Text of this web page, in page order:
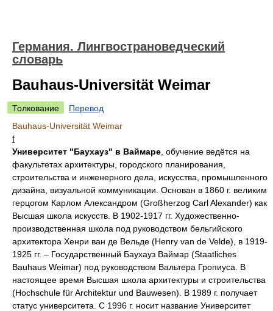
Германия. Лингвострановедческий
словарь
Bauhaus-Universität Weimar
Толкование
Перевод
Bauhaus-Universität Weimar
f
Университет "Баухауз" в Ваймаре , обучение ведётся на
факультетах архитектуры, городского планирования,
строительства и инженерного дела, искусства, промышленного
дизайна, визуальной коммуникации. Основан в 1860 г. великим
герцогом Карлом Александром (Großherzog Carl Alexander) как
Высшая школа искусств. В 1902-1917 гг. Художественно-
производственная школа под руководством бельгийского
архитектора Хенри ван де Вельде (Henry van de Velde), в 1919-
1925 гг. – Государственный Баухауз Ваймар (Staatliches
Bauhaus Weimar) под руководством Вальтера Гропиуса. В
настоящее время Высшая школа архитектуры и строительства
(Hochschule für Architektur und Bauwesen). В 1989 г. получает
статус университета. С 1996 г. носит название Университет